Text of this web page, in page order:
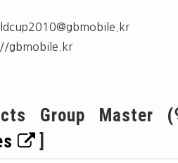
gbmobile.kr
Group Master